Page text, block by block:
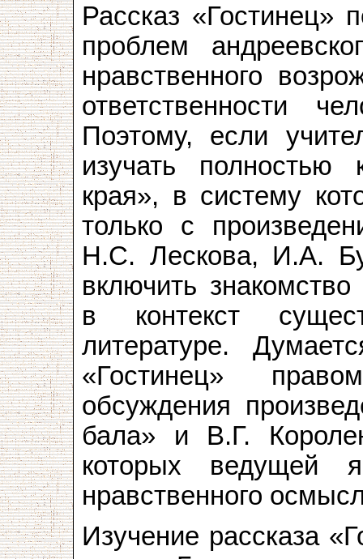
Рассказ «Гостинец»
проблем
нравственного
ответственности
Поэтому, если
изучать полностью
края», в систему
только с
Н.С. Лескова, И.А.
включить
в контекст
литературе.
«Гостинец»
обсуждения
бала» и В.Г.
которых ведущей
нравственного
Изучение рассказа